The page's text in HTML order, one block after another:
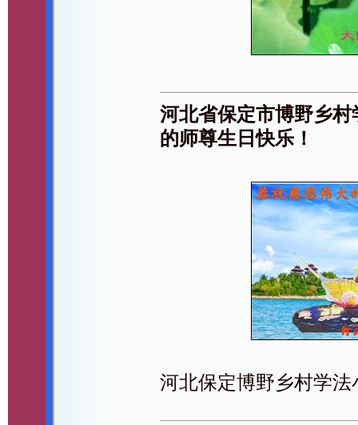
河北省保定市博野乡
的师尊生日快乐！
河北保定博野乡村学法